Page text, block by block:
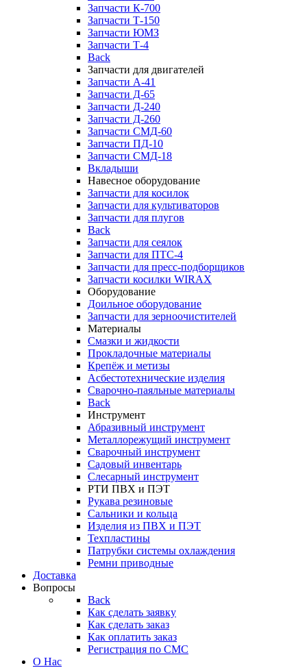
Запчасти К-700
Запчасти Т-150
Запчасти ЮМЗ
Запчасти Т-4
Back
Запчасти для двигателей
Запчасти А-41
Запчасти Д-65
Запчасти Д-240
Запчасти Д-260
Запчасти СМД-60
Запчасти ПД-10
Запчасти СМД-18
Вкладыши
Навесное оборудование
Запчасти для косилок
Запчасти для культиваторов
Запчасти для плугов
Back
Запчасти для сеялок
Запчасти для ПТС-4
Запчасти для пресс-подборщиков
Запчасти косилки WIRAX
Оборудование
Доильное оборудование
Запчасти для зерноочистителей
Материалы
Смазки и жидкости
Прокладочные материалы
Крепёж и метизы
Асбестотехнические изделия
Сварочно-паяльные материалы
Back
Инструмент
Абразивный инструмент
Металлорежущий инструмент
Сварочный инструмент
Садовый инвентарь
Слесарный инструмент
РТИ ПВХ и ПЭТ
Рукава резиновые
Сальники и кольца
Изделия из ПВХ и ПЭТ
Техпластины
Патрубки системы охлаждения
Ремни приводные
Доставка
Вопросы
Back
Как сделать заявку
Как сделать заказ
Как оплатить заказ
Регистрация по СМС
О Нас